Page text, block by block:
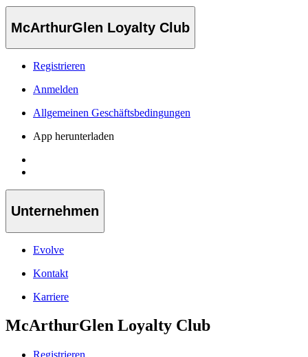
McArthurGlen Loyalty Club
Registrieren
Anmelden
Allgemeinen Geschäftsbedingungen
App herunterladen
Unternehmen
Evolve
Kontakt
Karriere
McArthurGlen Loyalty Club